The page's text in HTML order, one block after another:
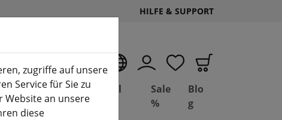
HILFE & SUPPORT
(aktuelle Seite)
Deal
Depot
Basil
Sale
%
Blo
g
zugriffe auf unsere
Service für Sie zu
an unsere
diese